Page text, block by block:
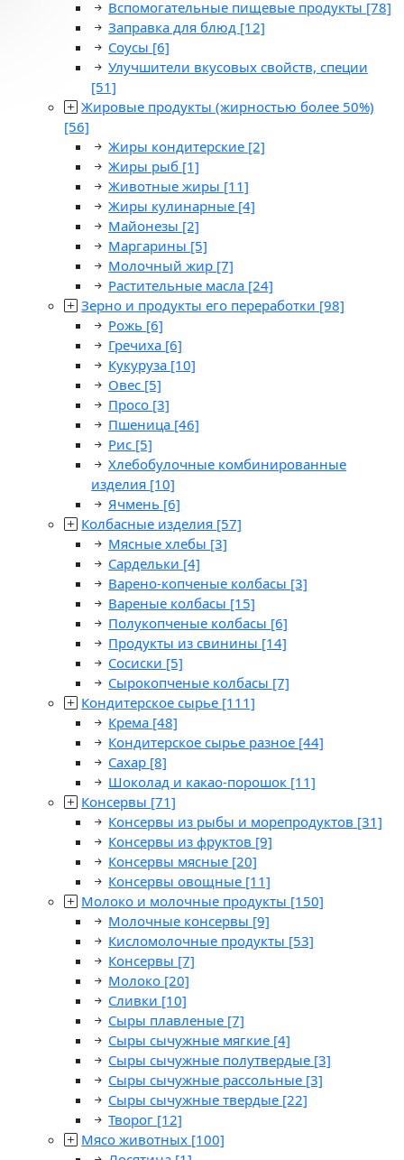
Вспомогательные пищевые продукты [78]
Заправка для блюд [12]
Соусы [6]
Улучшители вкусовых свойств, специи
[51]
Жировые продукты (жирностью более 50%)
[56]
Жиры кондитерские [2]
Жиры рыб [1]
Животные жиры [11]
Жиры кулинарные [4]
Майонезы [2]
Маргарины [5]
Молочный жир [7]
Растительные масла [24]
Зерно и продукты его переработки [98]
Рожь [6]
Гречиха [6]
Кукуруза [10]
Овес [5]
Просо [3]
Пшеница [46]
Рис [5]
Хлебобулочные комбинированные
изделия [10]
Ячмень [6]
Колбасные изделия [57]
Мясные хлебы [3]
Сардельки [4]
Варено-копченые колбасы [3]
Вареные колбасы [15]
Полукопченые колбасы [6]
Продукты из свинины [14]
Сосиски [5]
Сырокопченые колбасы [7]
Кондитерское сырье [111]
Крема [48]
Кондитерское сырье разное [44]
Сахар [8]
Шоколад и какао-порошок [11]
Консервы [71]
Консервы из рыбы и морепродуктов [31]
Консервы из фруктов [9]
Консервы мясные [20]
Консервы овощные [11]
Молоко и молочные продукты [150]
Молочные консервы [9]
Кисломолочные продукты [53]
Консервы [7]
Молоко [20]
Сливки [10]
Сыры плавленые [7]
Сыры сычужные мягкие [4]
Сыры сычужные полутвердые [3]
Сыры сычужные рассольные [3]
Сыры сычужные твердые [22]
Творог [12]
Мясо животных [100]